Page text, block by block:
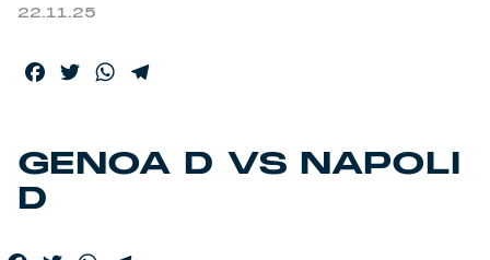
Prima squadra
Primavera
Kit gara
Kappa Futur Genoa
Kombat XXV
22.11.25
Facebook
TwitterWhatsApp
GENOA D VS NAPOLI
D